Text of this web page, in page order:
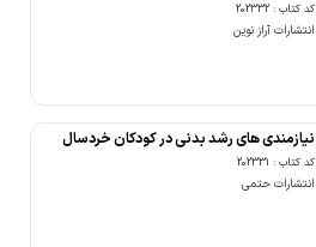
کد کتاب : 202332
انتشارات آراز نوین
نیازمندی های رشد بدنی در کودکان خردسال
کد کتاب : 202331
انتشارات حتمی